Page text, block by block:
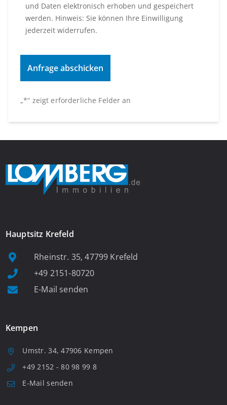
„*“ zeigt erforderliche Felder an
und Daten elektronisch erhoben und gespeichert
werden. Hinweis: Sie können Ihre Einwilligung
jederzeit widerrufen.
Hauptsitz Krefeld
Rheinstr. 35, 47799 Krefeld
+49 2151-80720
E-Mail senden
Kempen
Umstr. 34, 47906 Kempen
+49 2152 - 80 98 99 8
E-Mail senden